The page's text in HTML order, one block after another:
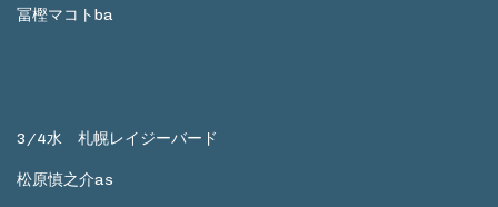
冨樫マコトba
3/4水 札幌レイジーバード
松原慎之介as